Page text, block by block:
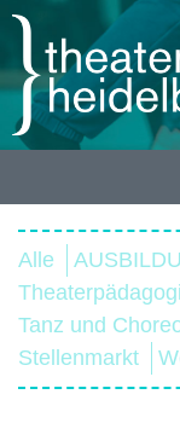
Alle
Tanz und
Stellenmarkt